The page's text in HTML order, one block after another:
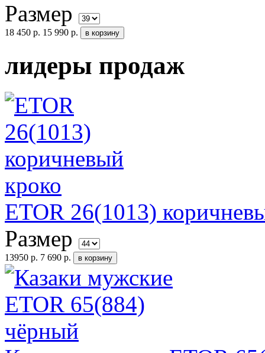
Размер
18 450 р. 15 990 р.
лидеры продаж
ETOR 26(1013)
Размер
13950 р. 7 690 р.